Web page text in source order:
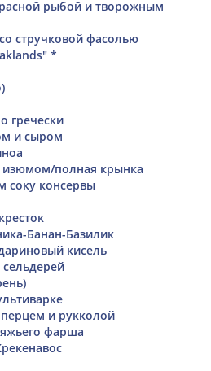
рыбой и творожным
стручковой фасолью
*
гречески
и сыром
полная крынка
соку консервы
Банан-Базилик
кисель
и рукколой
фарша